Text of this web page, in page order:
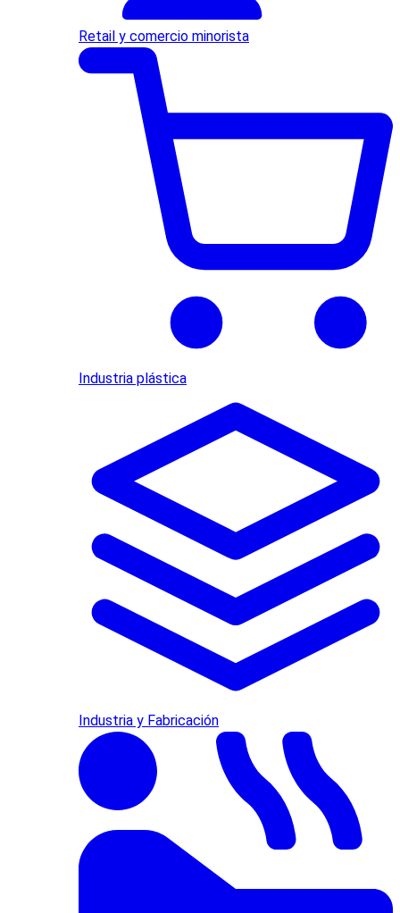
Retail y comercio minorista
Industria plástica
Industria y Fabricación